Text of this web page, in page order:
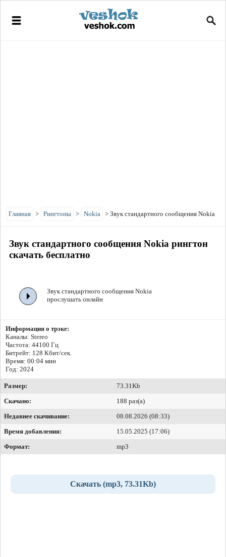
Главная > Рингтоны > Nokia > Звук стандартного сообщения Nokia
Звук стандартного сообщения Nokia рингтон
скачать бесплатно
Звук стандартного сообщения Nokia
прослушать онлайн
Информация о трэке:
Каналы: Stereo
Частота: 44100 Гц
Битрейт: 128 Кбит/сек.
Время: 00:04 мин
Год: 2024
Размер:
73.31Kb
Скачано:
188 раз(а)
Недавнее скачивание:
08.08.2026 (08:33)
Время добавления:
15.05.2025 (17:06)
Формат:
mp3
Скачать (mp3, 73.31Kb)